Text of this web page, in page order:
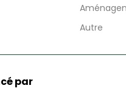
Autre
par